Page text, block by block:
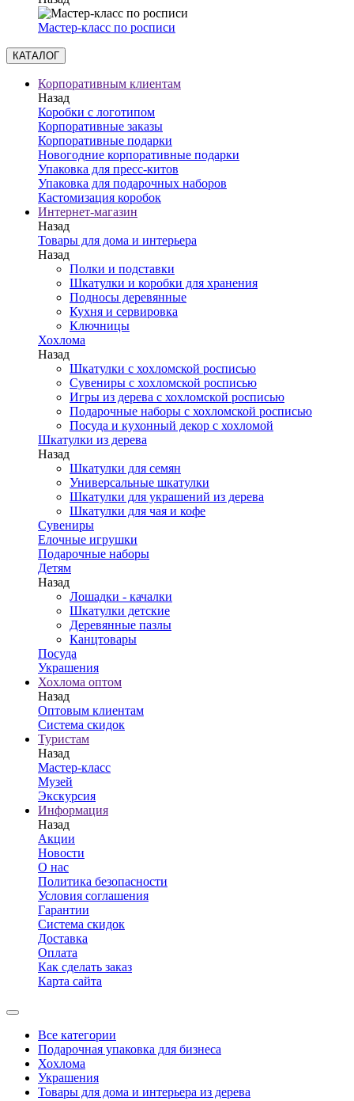
Мастер-класс по росписи
КАТАЛОГ
Корпоративным клиентам
Назад
Коробки с логотипом
Корпоративные заказы
Корпоративные подарки
Новогодние корпоративные подарки
Упаковка для пресс-китов
Упаковка для подарочных наборов
Кастомизация коробок
Интернет-магазин
Назад
Товары для дома и интерьера
Назад
Полки и подставки
Шкатулки и коробки для хранения
Подносы деревянные
Кухня и сервировка
Ключницы
Хохлома
Назад
Шкатулки с хохломской росписью
Сувениры с хохломской росписью
Игры из дерева с хохломской росписью
Подарочные наборы с хохломской росписью
Посуда и кухонный декор с хохломой
Шкатулки из дерева
Назад
Шкатулки для семян
Универсальные шкатулки
Шкатулки для украшений из дерева
Шкатулки для чая и кофе
Сувениры
Елочные игрушки
Подарочные наборы
Детям
Назад
Лошадки - качалки
Шкатулки детские
Деревянные пазлы
Канцтовары
Посуда
Украшения
Хохлома оптом
Назад
Оптовым клиентам
Система скидок
Туристам
Назад
Мастер-класс
Музей
Экскурсия
Информация
Назад
Акции
Новости
О нас
Политика безопасности
Условия соглашения
Гарантии
Система скидок
Доставка
Оплата
Как сделать заказ
Карта сайта
Все категории
Подарочная упаковка для бизнеса
Хохлома
Украшения
Товары для дома и интерьера из дерева